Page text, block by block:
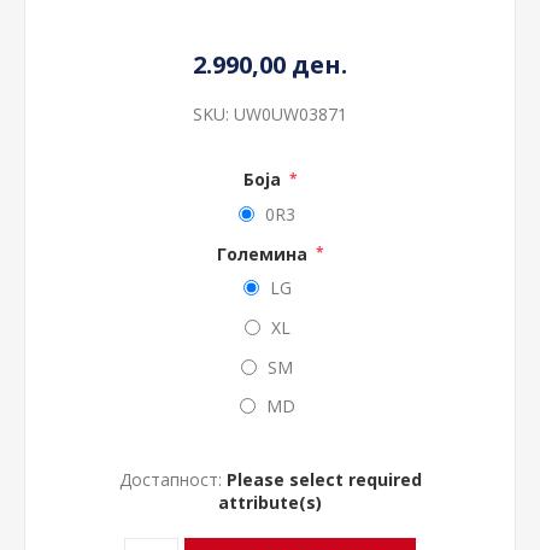
2.990,00 ден.
SKU: UW0UW03871
Боја *
0R3
Големина *
LG
XL
SM
MD
Достапност: Please select required
attribute(s)